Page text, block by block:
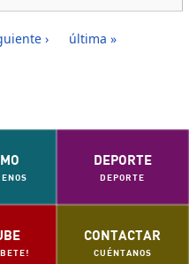
› última »
DEPORTE
DEPORTE
CONTACTAR
CUÉNTANOS